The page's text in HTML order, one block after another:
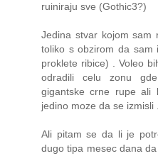
ruiniraju sve (Gothic3?)
Jedina stvar kojom sam
toliko s obzirom da sam
proklete ribice) . Voleo
odradili celu zonu
gigantske crne rupe ali
jedino moze da se izmisli .
Ali pitam se da li je
dugo tipa mesec dana